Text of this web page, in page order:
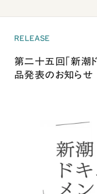
RELEASE
第二十五回「新潮
品発表のお知ら